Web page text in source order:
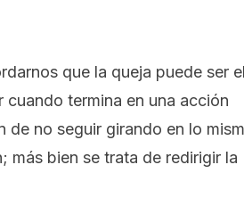
que la queja puede ser el
termina en una acción
de no seguir girando en lo
más bien se trata de redirigir la